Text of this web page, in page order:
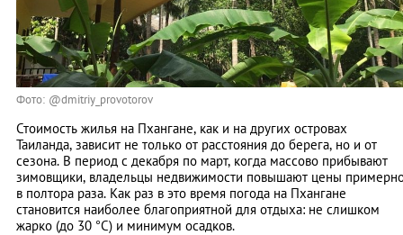
Фото: @dmitriy_provotorov
Стоимость жилья на Пхангане, как и на других островах
Таиланда, зависит не только от расстояния до берега, но и от
сезона. В период с декабря по март, когда массово прибывают
зимовщики, владельцы недвижимости повышают цены
в полтора раза. Как раз в это время погода на Пхангане
становится наиболее благоприятной для отдыха: не слишком
жарко (до 30 °C) и минимум осадков.